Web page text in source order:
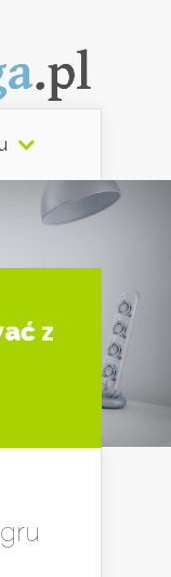
z